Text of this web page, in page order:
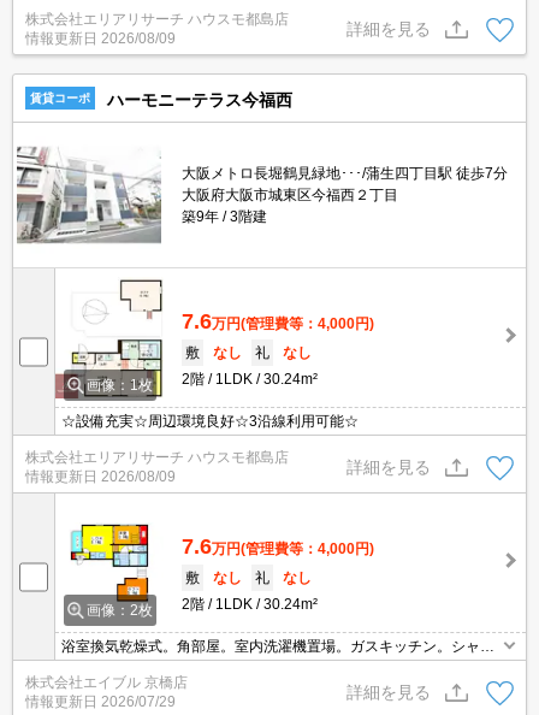
株式会社エリアリサーチ ハウスモ都島店
情報更新日 2026/08/09
詳細を見る
賃貸コーポ ハーモニーテラス今福西
大阪メトロ長堀鶴見緑地･･･/蒲生四丁目駅 徒歩7分
大阪府大阪市城東区今福西２丁目
築9年
3階建
画像：1枚
7.6万円(管理費等：4,000円)
敷
なし 礼
なし
2階
1LDK 30.24m²
☆設備充実☆周辺環境良好☆3沿線利用可能☆
株式会社エリアリサーチ ハウスモ都島店
情報更新日 2026/08/09
詳細を見る
画像：2枚
7.6万円(管理費等：4,000円)
敷
なし 礼
なし
2階
1LDK 30.24m²
浴室換気乾燥式。角部屋。室内洗濯機置場。ガスキッチン。シャン
プードレッサー付き。
株式会社エイブル 京橋店
情報更新日 2026/07/29
詳細を見る